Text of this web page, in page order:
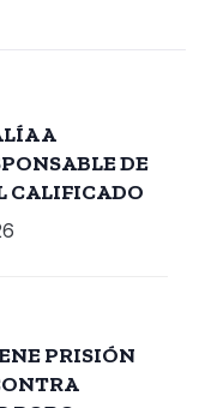
A
DE
CALIFICADO
PRISIÓN